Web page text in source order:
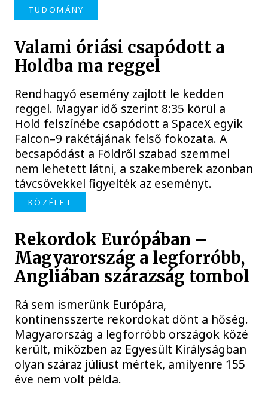
TUDOMÁNY
Valami óriási csapódott a
Holdba ma reggel
Rendhagyó esemény zajlott le kedden
reggel. Magyar idő szerint 8:35 körül a
Hold felszínébe csapódott a SpaceX egyik
Falcon–9 rakétájának felső fokozata. A
becsapódást a Földről szabad szemmel
nem lehetett látni, a szakemberek azonban
távcsövekkel figyelték az eseményt.
KÖZÉLET
Rekordok Európában –
Magyarország a legforróbb,
Angliában szárazság tombol
Rá sem ismerünk Európára,
kontinensszerte rekordokat dönt a hőség.
Magyarország a legforróbb országok közé
került, miközben az Egyesült Királyságban
olyan száraz júliust mértek, amilyenre 155
éve nem volt példa.